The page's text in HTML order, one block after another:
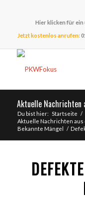
Hier klicken für
Jetzt kostenlos anrufen:
Aktuelle Nachrichten
Du bist hier: Startseite /
Aktuelle Nachrichten aus
Bekannte Mängel /